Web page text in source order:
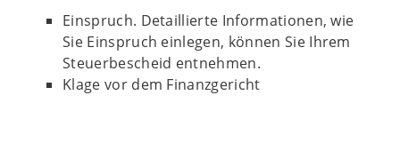
Einspruch. Detaillierte Informationen, wie
Sie Einspruch einlegen, können Sie Ihrem
Steuerbescheid entnehmen.
Klage vor dem Finanzgericht